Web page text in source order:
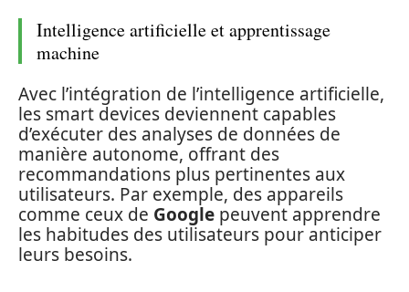
Intelligence artificielle et apprentissage
machine
Avec l’intégration de l’intelligence artificielle,
les smart devices deviennent capables
d’exécuter des analyses de données de
manière autonome, offrant des
recommandations plus pertinentes aux
utilisateurs. Par exemple, des appareils
comme ceux de Google peuvent apprendre
les habitudes des utilisateurs pour anticiper
leurs besoins.